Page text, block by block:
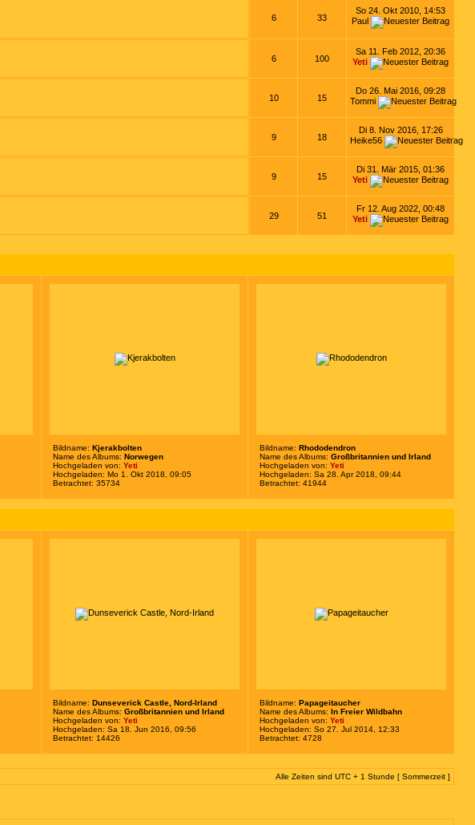
6 33
So 24. Okt 2010, 14:53
Paul
6 100
Sa 11. Feb 2012, 20:36
Yeti
10 15
Do 26. Mai 2016, 09:28
Tommi
9 18
Di 8. Nov 2016, 17:26
Heike56
9 15
Di 31. Mär 2015, 01:36
Yeti
29 51
Fr 12. Aug 2022, 00:48
Yeti
Bildname: Kjerakbolten
Name des Albums: Norwegen
Hochgeladen von: Yeti
Hochgeladen: Mo 1. Okt 2018, 09:05
Betrachtet: 35734
Bildname: Rhododendron
Name des Albums: Großbritannien und Irland
Hochgeladen von: Yeti
Hochgeladen: Sa 28. Apr 2018, 09:44
Betrachtet: 41944
Bildname: Dunseverick Castle, Nord-Irland
Name des Albums: Großbritannien und Irland
Hochgeladen von: Yeti
Hochgeladen: Sa 18. Jun 2016, 09:56
Betrachtet: 14426
Bildname: Papageitaucher
Name des Albums: In Freier Wildbahn
Hochgeladen von: Yeti
Hochgeladen: So 27. Jul 2014, 12:33
Betrachtet: 4728
Alle Zeiten sind UTC + 1 Stunde [ Sommerzeit ]